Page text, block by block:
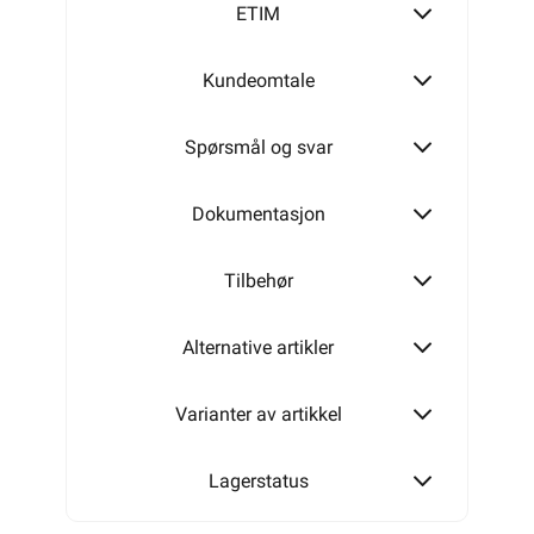
16mm²ETIM
Kundeomtale
Spørsmål og svar
Dokumentasjon
Tilbehør
Alternative artikler
Varianter av artikkel
Lagerstatus